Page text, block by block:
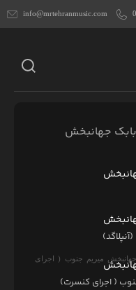
info@mrtehranmusic.com
بابک جهانبخش
( اجرای کنسرت)